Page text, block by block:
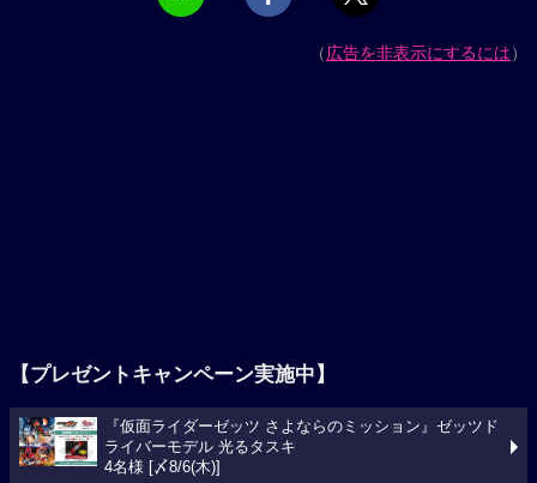
（広告を非表示にするには）
【プレゼントキャンペーン実施中】
『仮面ライダーゼッツ さよならのミッション』ゼッツド
ライバーモデル 光るタスキ
4名様 [〆8/6(木)]